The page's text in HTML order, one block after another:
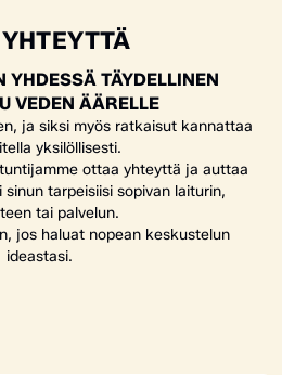
YHDESSÄ TÄYDELLINEN
VEDEN ÄÄRELLE
ja siksi myös ratkaisut kannattaa
yksilöllisesti.
ottaa yhteyttä ja auttaa
tarpeisiisi sopivan laiturin,
tai palvelun.
jos haluat nopean keskustelun
ideastasi.